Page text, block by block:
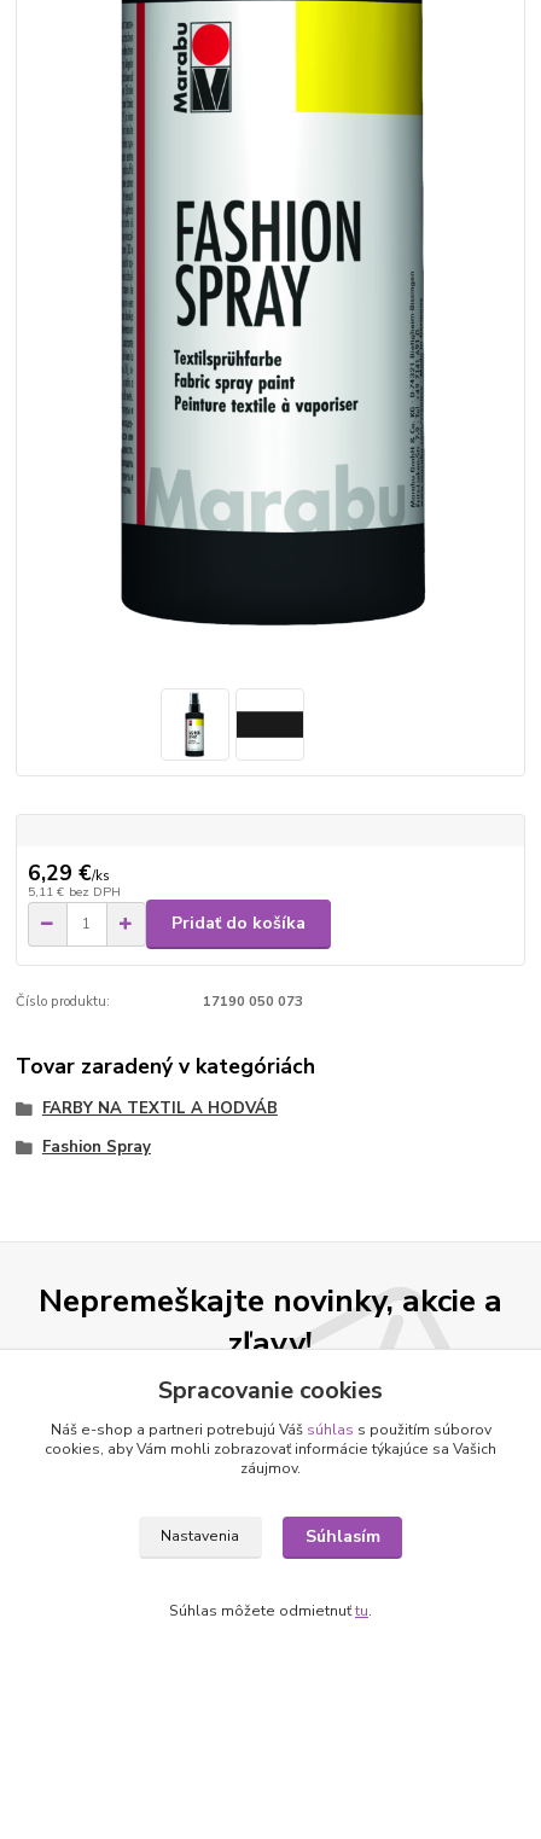
6,29 €/ks
5,11 € bez DPH
Pridať do košíka
Číslo produktu: 17190 050 073
Tovar zaradený v kategóriách
FARBY NA TEXTIL A HODVÁB
Fashion Spray
Nepremeškajte novinky, akcie a
zľavy!
spracovaním osobných údajov
Informácie pre zákazníkov
Spracovanie cookies
Náš e-shop a partneri potrebujú Váš súhlas s použitím súborov
cookies, aby Vám mohli zobrazovať informácie týkajúce sa Vašich
záujmov.
Nastavenia Súhlasím
Súhlas môžete odmietnuťtu.